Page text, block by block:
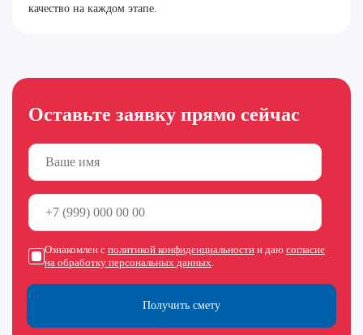
качество на каждом этапе.
Оставьте заявку прямо сейчас
Получить смету
Ознакомлен с политикой конфиденциальности и даю согласие
на обработку персональных данных.